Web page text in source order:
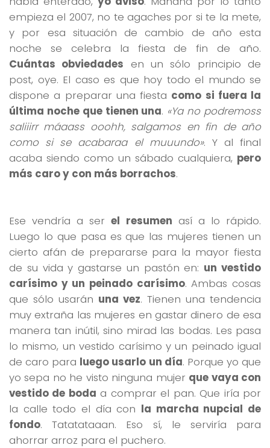
empieza el 2007, no te agaches por si te la mete,
y por esa situación de cambio de año esta
noche se celebra la fiesta de fin de año.
Cuántas obviedades en un sólo principio de
post, oye. El caso es que hoy todo el mundo se
dispone a preparar una fiesta como si fuera la
última noche que tienen una. «Ya no podremoss
saliiirr máaass ooohh, salgamos en fin de año
como si se acabaraa el muuundo». Y al final
acaba siendo como un sábado cualquiera, pero
más caro y con más borrachos.
Ese vendría a serel resumen así a lo rápido.
Luego lo que pasa es que las mujeres tienen un
cierto afán de prepararse para la mayor fiesta
de su vida y gastarse un pastón en: un vestido
carísimo y un peinado carísimo. Ambas cosas
que sólo usarán una vez. Tienen una tendencia
muy extraña las mujeres en gastar dinero de esa
manera tan inútil, sino mirad las bodas. Les pasa
lo mismo, un vestido carísimo y un peinado igual
de caro para luego usarlo un día. Porque yo que
yo sepa no he visto ninguna mujer que vaya con
vestido de boda a comprar el pan. Que iría por
la calle todo el día con la marcha nupcial de
fondo. Tatatataaan. Eso sí, le serviría para
ahorrar arroz para el puchero.